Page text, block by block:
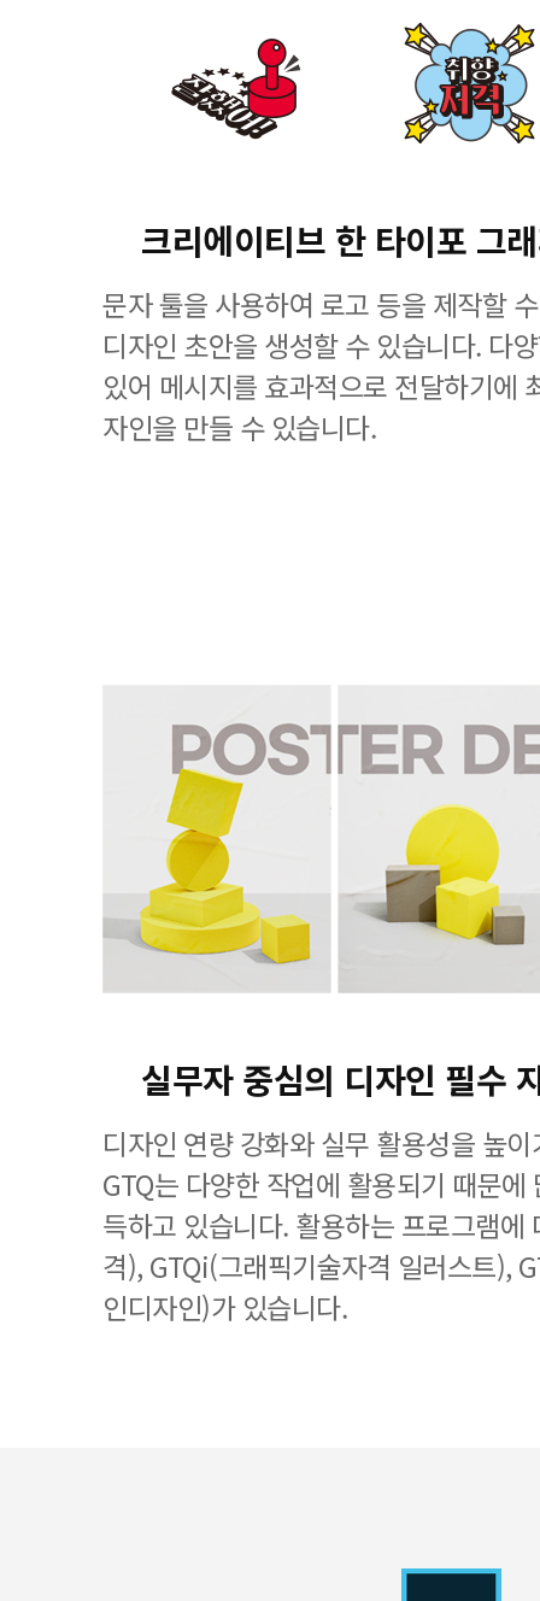
크리에이티브 한 타이포 그
문자 툴을 사용하여 로고 등을 제작할
디자인 초안을 생성할 수 있습니다. 다
있어 메시지를 효과적으로 전달하기에
자인을 만들 수 있습니다.
실무자 중심의 디자인 필수
디자인 연량 강화와 실무 활용성을 높
GTQ는 다양한 작업에 활용되기 때문
득하고 있습니다. 활용하는 프로그램에
격), GTQi(그래픽기술자격 일러스트),
인디자인)가 있습니다.